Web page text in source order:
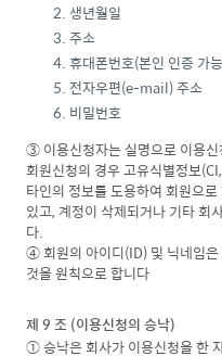
생년월일
주소
휴대폰번호(본인 인증 가
전자우편(e-mail) 주소
비밀번호
③ 이용신청자는 실명으로 이용
회원신청의 경우 고유식별정보
타인의 정보를 도용하여 회원으
있고, 계정이 삭제되거나 기타 회
다.
④ 회원의 아이디(ID) 및 닉네임
것을 원칙으로 합니다
제 9 조 (이용신청의 승낙)
① 승낙은 회사가 이용신청을 한